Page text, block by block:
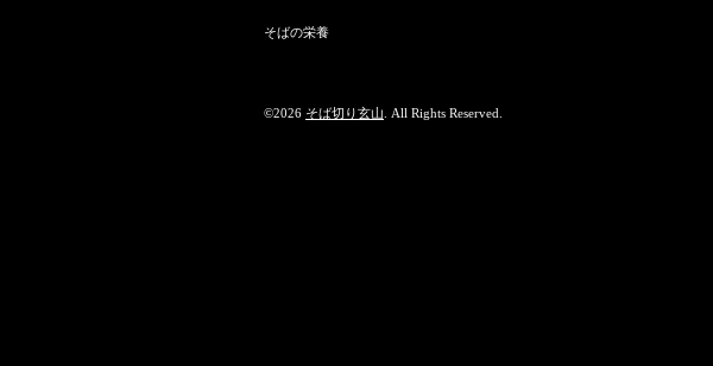
そばの栄養
©2026 そば切り玄山 . All Rights Reserved.